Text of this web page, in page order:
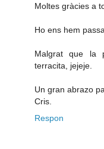
Moltes gràcies a
Ho ens hem
Malgrat que la
terracita, jejeje.
Un gran abrazo
Cris.
Respon